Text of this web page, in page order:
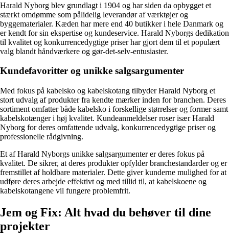
Harald Nyborg blev grundlagt i 1904 og har siden da opbygget et
stærkt omdømme som pålidelig leverandør af værktøjer og
byggematerialer. Kæden har mere end 40 butikker i hele Danmark og
er kendt for sin ekspertise og kundeservice. Harald Nyborgs dedikation
til kvalitet og konkurrencedygtige priser har gjort dem til et populært
valg blandt håndværkere og gør-det-selv-entusiaster.
Kundefavoritter og unikke salgsargumenter
Med fokus på kabelsko og kabelskotang tilbyder Harald Nyborg et
stort udvalg af produkter fra kendte mærker inden for branchen. Deres
sortiment omfatter både kabelsko i forskellige størrelser og former samt
kabelskotænger i høj kvalitet. Kundeanmeldelser roser især Harald
Nyborg for deres omfattende udvalg, konkurrencedygtige priser og
professionelle rådgivning.
Et af Harald Nyborgs unikke salgsargumenter er deres fokus på
kvalitet. De sikrer, at deres produkter opfylder branchestandarder og er
fremstillet af holdbare materialer. Dette giver kunderne mulighed for at
udføre deres arbejde effektivt og med tillid til, at kabelskoene og
kabelskotangene vil fungere problemfrit.
Jem og Fix: Alt hvad du behøver til dine
projekter